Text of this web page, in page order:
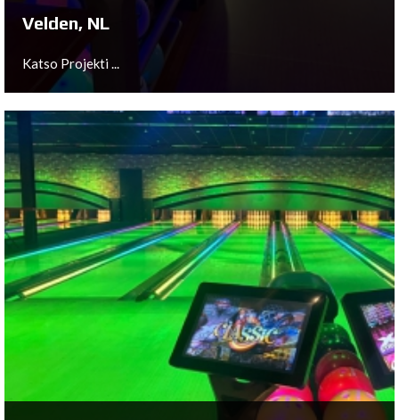
Velden, NL
Katso Projekti ...
Velden, NL